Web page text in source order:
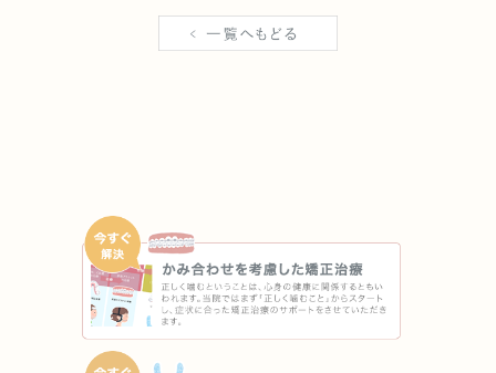
す。加齢や歯周病等により歯を支えている骨がやせるとかみ合わ
せや歯並びが変化することがあります。その場合、再治療等が必
作用として考えられます。
上記以外に、スプリントによって今までの噛み合わせ位置の変化
およびそれによる顔貌の変化が生じるとその改善には矯正治療や
外科的矯正治療が必要となります。